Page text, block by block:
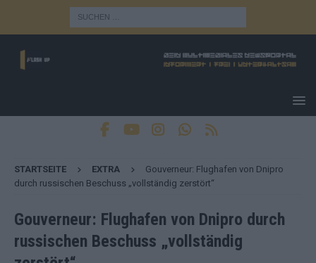
STARTSEITE EXTRA
Gouverneur: Flughafen von Dnipro
durch russischen Beschuss „vollständig zerstört“
Gouverneur: Flughafen von Dnipro durch
russischen Beschuss „vollständig